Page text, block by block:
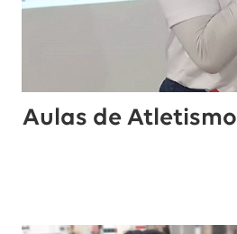
Aulas de Atletismo